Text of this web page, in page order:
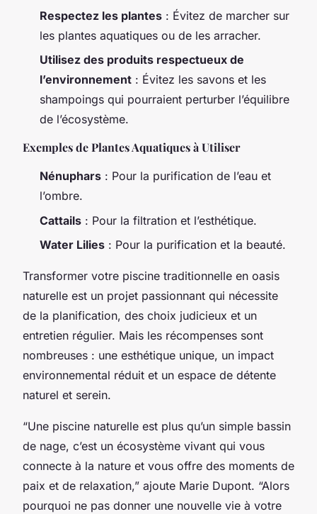
Respectez les plantes : Évitez de marcher sur
les plantes aquatiques ou de les arracher.
Utilisez des produits respectueux de
l’environnement : Évitez les savons et les
shampoings qui pourraient perturber l’équilibre
de l’écosystème.
Exemples de Plantes Aquatiques à Utiliser
Nénuphars : Pour la purification de l’eau et
l’ombre.
Cattails : Pour la filtration et l’esthétique.
Water Lilies : Pour la purification et la beauté.
Transformer votre piscine traditionnelle en oasis
naturelle est un projet passionnant qui nécessite
de la planification, des choix judicieux et un
entretien régulier. Mais les récompenses sont
nombreuses : une esthétique unique, un impact
environnemental réduit et un espace de détente
naturel et serein.
“Une piscine naturelle est plus qu’un simple bassin
de nage, c’est un écosystème vivant qui vous
connecte à la nature et vous offre des moments de
paix et de relaxation,” ajoute Marie Dupont. “Alors
pourquoi ne pas donner une nouvelle vie à votre